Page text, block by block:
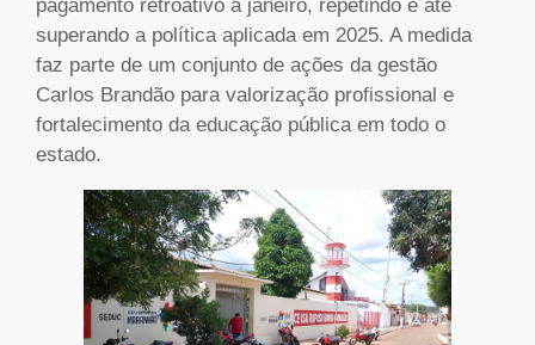
pagamento retroativo a janeiro, repetindo e até
superando a política aplicada em 2025. A medida
faz parte de um conjunto de ações da gestão
Carlos Brandão para valorização profissional e
fortalecimento da educação pública em todo o
estado.